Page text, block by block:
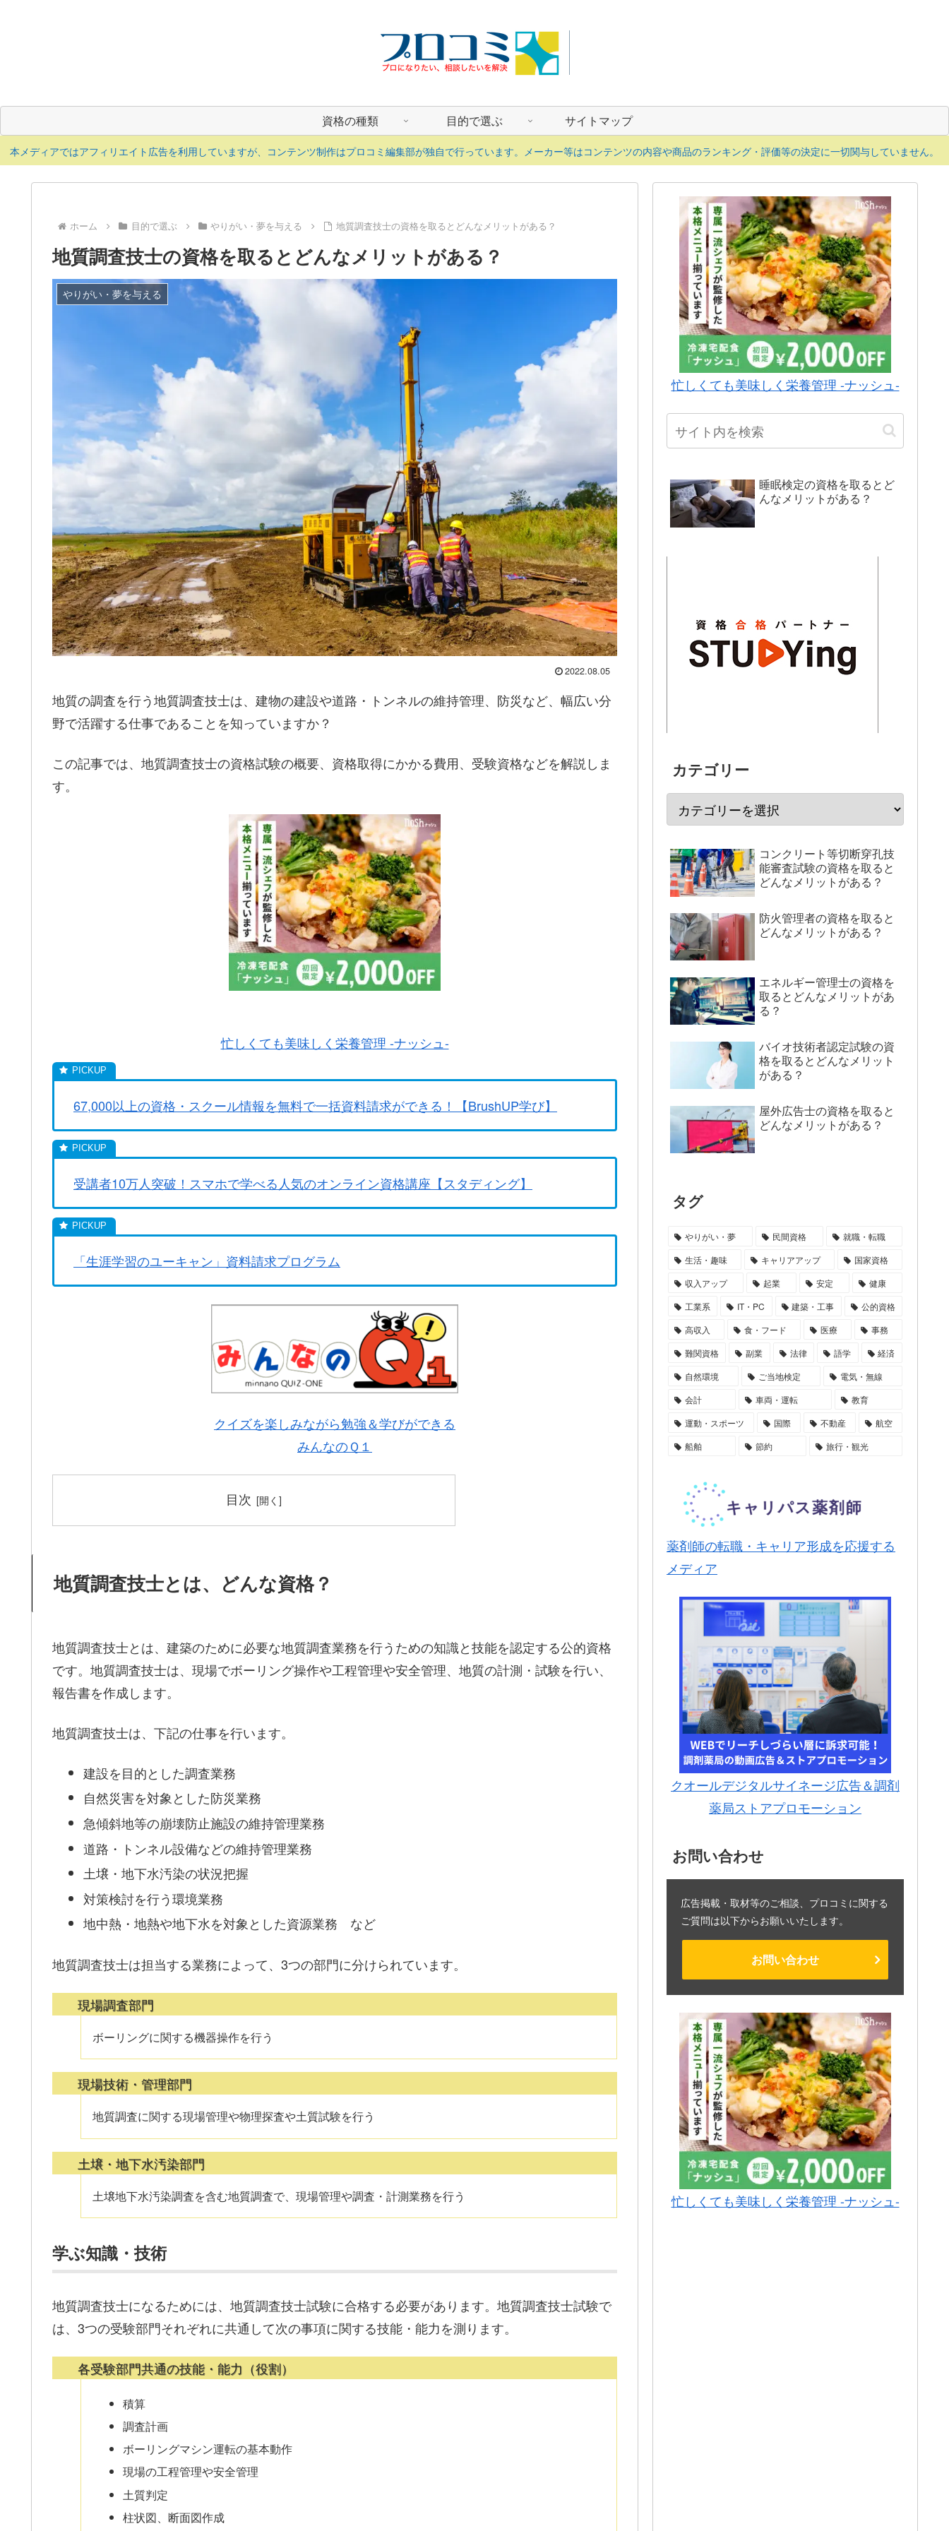
資格の種類 目的で選ぶ サイトマップ
本メディアではアフィリエイト広告を利用していますが、コンテンツ制作はプロコミ編集部が独自で行っています。メーカー等はコンテンツの内容や商品のランキング・評価等の決定に一切関与していません。
ホーム 目的で選ぶ やりがい・夢を与える 地質調査技士の資格を取るとどんなメリットがある？
地質調査技士の資格を取るとどんなメリットがある？
やりがい・夢を与える
2022.08.05
地質の調査を行う地質調査技士は、建物の建設や道路・トンネルの維持管理、防災など、幅広い分
野で活躍する仕事であることを知っていますか？
この記事では、地質調査技士の資格試験の概要、資格取得にかかる費用、受験資格などを解説しま
す。
忙しくても美味しく栄養管理 -ナッシュ-
67,000以上の資格・スクール情報を無料で一括資料請求ができる！【BrushUP学び】
受講者10万人突破！スマホで学べる人気のオンライン資格講座【スタディング】
「生涯学習のユーキャン」資料請求プログラム
クイズを楽しみながら勉強＆学びができる
みんなのＱ１
目次
地質調査技士とは、どんな資格？
地質調査技士とは、建築のために必要な地質調査業務を行うための知識と技能を認定する公的資格
です。地質調査技士は、現場でボーリング操作や工程管理や安全管理、地質の計測・試験を行い、
報告書を作成します。
地質調査技士は、下記の仕事を行います。
建設を目的とした調査業務
自然災害を対象とした防災業務
急傾斜地等の崩壊防止施設の維持管理業務
道路・トンネル設備などの維持管理業務
土壌・地下水汚染の状況把握
対策検討を行う環境業務
地中熱・地熱や地下水を対象とした資源業務 など
地質調査技士は担当する業務によって、3つの部門に分けられています。
現場調査部門
ボーリングに関する機器操作を行う
現場技術・管理部門
地質調査に関する現場管理や物理探査や土質試験を行う
土壌・地下水汚染部門
土壌地下水汚染調査を含む地質調査で、現場管理や調査・計測業務を行う
学ぶ知識・技術
地質調査技士になるためには、地質調査技士試験に合格する必要があります。地質調査技士試験で
は、3つの受験部門それぞれに共通して次の事項に関する技能・能力を測ります。
各受験部門共通の技能・能力（役割）
積算
調査計画
ボーリングマシン運転の基本動作
現場の工程管理や安全管理
土質判定
柱状図、断面図作成
忙しくても美味しく栄養管理 -ナッシュ-
睡眠検定の資格を取るとど
んなメリットがある？
カテゴリー
コンクリート等切断穿孔技
能審査試験の資格を取ると
どんなメリットがある？
防火管理者の資格を取ると
どんなメリットがある？
エネルギー管理士の資格を
取るとどんなメリットがあ
る？
バイオ技術者認定試験の資
格を取るとどんなメリット
がある？
屋外広告士の資格を取ると
どんなメリットがある？
タグ
やりがい・夢 民間資格
就職・転職
生活・趣味
キャリアアップ
国家資格
収入アップ
起業 安定
健康
工業系
IT・PC 建築・工事
公的資格
高収入
食・フード 医療
事務
難関資格
副業 法律 語学
経済
自然環境
ご当地検定
電気・無線
会計
車両・運転
教育
運動・スポーツ
国際 不動産
航空
船舶
節約 旅行・観光
薬剤師の転職・キャリア形成を応援する
メディア
クオールデジタルサイネージ広告＆調剤
薬局ストアプロモーション
お問い合わせ
広告掲載・取材等のご相談、プロコミに関する
ご質問は以下からお願いいたします。
お問い合わせ
忙しくても美味しく栄養管理 -ナッシュ-